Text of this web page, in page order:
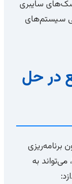
سایبری
سیستم‌های
در حل
برنامه‌ریزی
می‌تواند به